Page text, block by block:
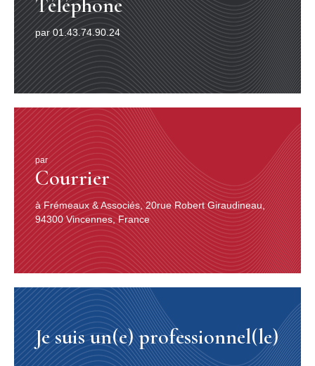
Téléphone
par 01.43.74.90.24
par
Courrier
à Frémeaux & Associés, 20rue Robert Giraudineau,
94300 Vincennes, France
Je suis un(e) professionnel(le)